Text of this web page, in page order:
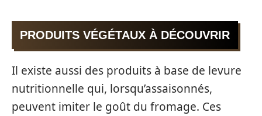
PRODUITS VÉGÉTAUX À DÉCOUVRIR
Il existe aussi des produits à base de levure
nutritionnelle qui, lorsqu’assaisonnés,
peuvent imiter le goût du fromage. Ces